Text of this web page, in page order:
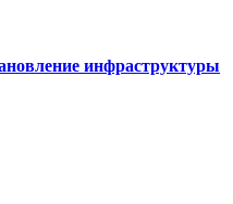
инфраструктуры